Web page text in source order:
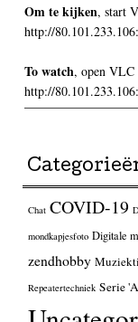
Om te kijken, start
http://
To watch, open VLC
http://
Chat COVID-19
mondkapjesfoto Digitale
zendhobby
Repeatertechniek Serie